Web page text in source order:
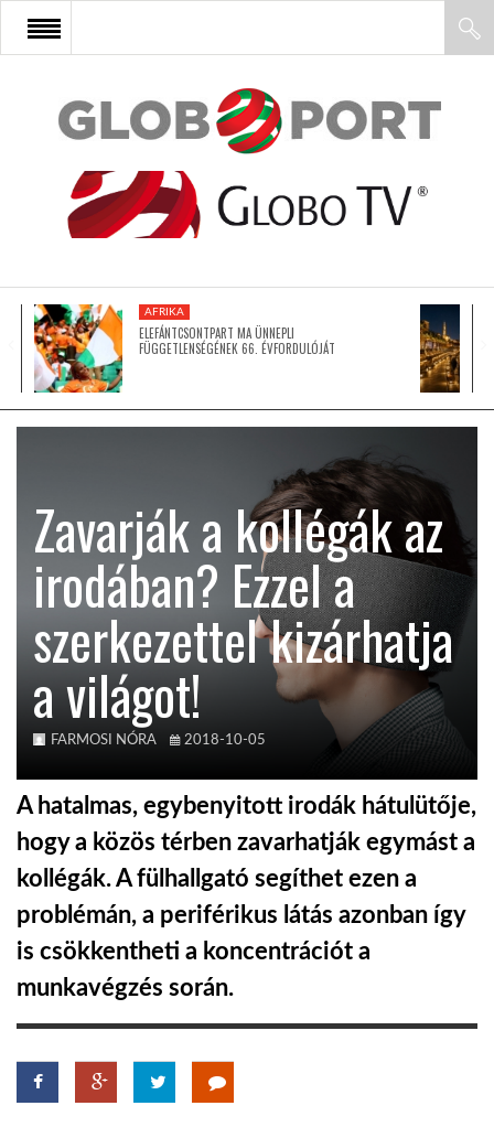
FŐOLDAL
AFRIKA
ÁZSIA
KÖZEL-KELET
AUSZTRÁLIA
A VILÁG ITTHON
GLOBOTV BP
HÍR3D
GLOBOTV
AFRIKA
ELEFÁNTCSONTPART MA ÜNNEPLI
FÜGGETLENSÉGÉNEK 66. ÉVFORDULÓJÁT
Zavarják a kollégák az
irodában? Ezzel a
szerkezettel kizárhatja
a világot!
FARMOSI NÓRA 2018-10-05
A hatalmas, egybenyitott irodák hátulütője,
hogy a közös térben zavarhatják egymást a
kollégák. A fülhallgató segíthet ezen a
problémán, a periférikus látás azonban így
is csökkentheti a koncentrációt a
munkavégzés során.